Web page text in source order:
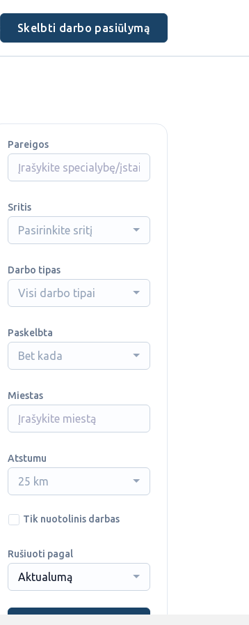
Skelbti darbo pasiūlymą
Pareigos
Sritis
Pasirinkite sritį
Darbo tipas
Visi darbo tipai
Paskelbta
Bet kada
Miestas
Atstumu
25 km
Tik nuotolinis darbas
Rušiuoti pagal
Aktualumą